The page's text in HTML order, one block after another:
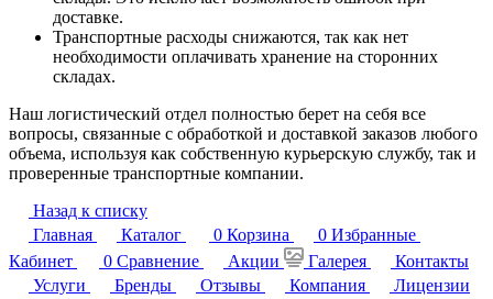
доставке.
Транспортные расходы снижаются, так как нет
необходимости оплачивать хранение на сторонних
складах.
Наш логистический отдел полностью берет на себя все
вопросы, связанные с обработкой и доставкой заказов любого
объема, используя как собственную курьерскую службу, так и
проверенные транспортные компании.
Назад к списку
Главная
Каталог 0 Корзина 0 Избранные
Кабинет
0 Сравнение Акции Галерея
Контакты
Услуги
Бренды Отзывы Компания
Лицензии